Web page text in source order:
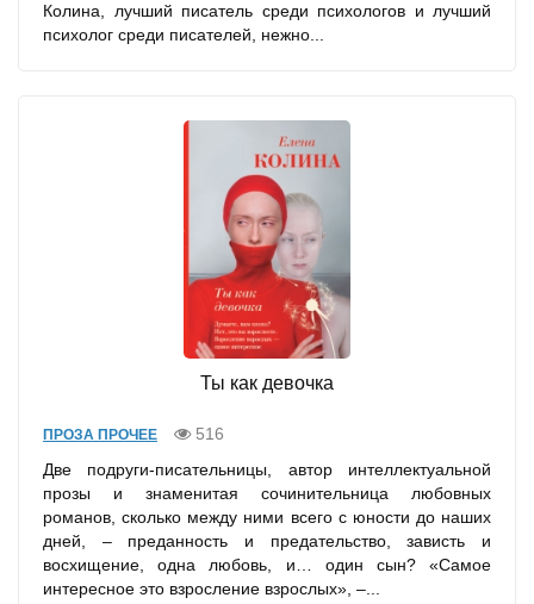
Колина, лучший писатель среди психологов и лучший
психолог среди писателей, нежно...
Ты как девочка
ПРОЗА ПРОЧЕЕ
516
Две подруги-писательницы, автор интеллектуальной
прозы и знаменитая сочинительница любовных
романов, сколько между ними всего с юности до наших
дней, – преданность и предательство, зависть и
восхищение, одна любовь, и… один сын? «Самое
интересное это взросление взрослых», –...